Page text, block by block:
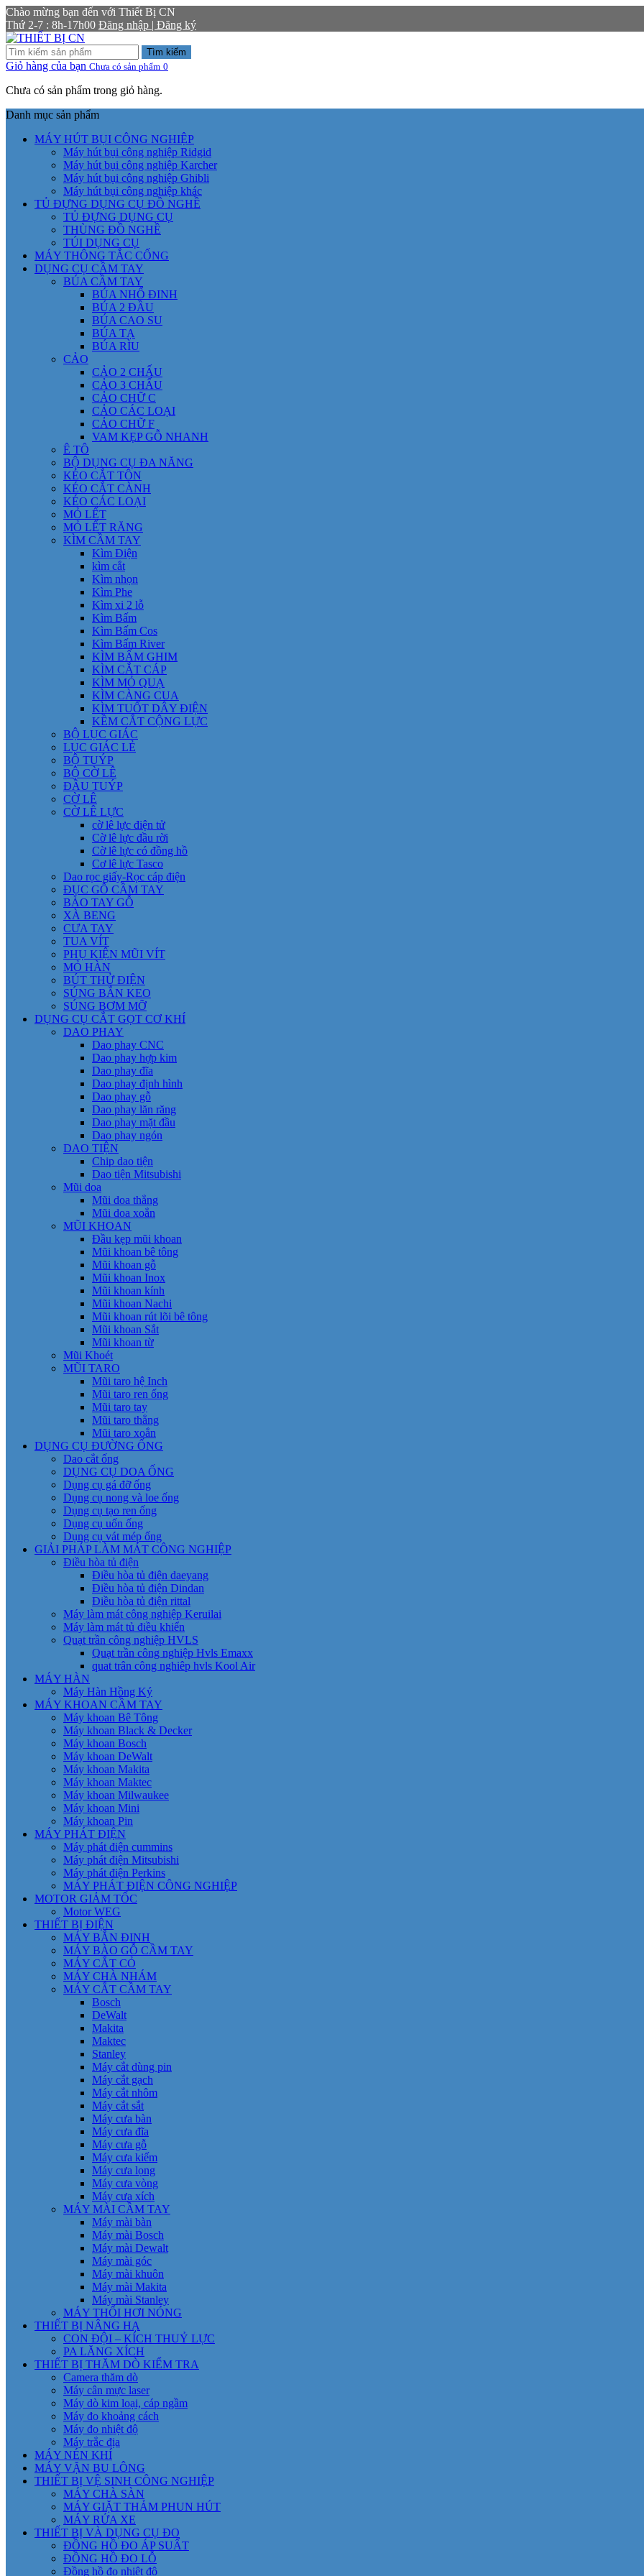
Chào mừng bạn đến với Thiết Bị CN
Thứ 2-7 : 8h-17h00 Đăng nhập | Đăng ký
Tìm kiếm
Giỏ hàng của bạn Chưa có sản phẩm 0
Chưa có sản phẩm trong giỏ hàng.
Danh mục sản phẩm
MÁY HÚT BỤI CÔNG NGHIỆP
Máy hút bụi công nghiệp Ridgid
Máy hút bụi công nghiệp Karcher
Máy hút bụi công nghiệp Ghibli
Máy hút bụi công nghiệp khác
TỦ ĐỰNG DỤNG CỤ ĐỒ NGHỀ
TỦ ĐỰNG DỤNG CỤ
THÙNG ĐỒ NGHỀ
TÚI DỤNG CỤ
MÁY THÔNG TẮC CỐNG
DỤNG CỤ CẦM TAY
BÚA CẦM TAY
BÚA NHỔ ĐINH
BÚA 2 ĐẦU
BÚA CAO SU
BÚA TẠ
BÚA RÌU
CẢO
CẢO 2 CHẤU
CẢO 3 CHẤU
CẢO CHỮ C
CẢO CÁC LOẠI
CẢO CHỮ F
VAM KẸP GỖ NHANH
Ê TÔ
BỘ DỤNG CỤ ĐA NĂNG
KÉO CẮT TÔN
KÉO CẮT CÀNH
KÉO CÁC LOẠI
MỎ LẾT
MỎ LẾT RĂNG
KÌM CẦM TAY
Kìm Điện
kìm cắt
Kìm nhọn
Kìm Phe
Kìm xi 2 lỗ
Kìm Bấm
Kìm Bấm Cos
Kìm Bấm River
KÌM BẤM GHIM
KÌM CẮT CÁP
KÌM MỎ QUẠ
KÌM CÀNG CUA
KÌM TUỐT DÂY ĐIỆN
KỀM CẮT CỘNG LỰC
BỘ LỤC GIÁC
LỤC GIÁC LẺ
BỘ TUÝP
BỘ CỜ LÊ
ĐẦU TUÝP
CỜ LÊ
CỜ LÊ LỰC
cờ lê lực điện tử
Cờ lê lực đầu rời
Cờ lê lực có đồng hồ
Cơ lê lực Tasco
Dao rọc giấy-Rọc cáp điện
ĐỤC GỖ CẦM TAY
BÀO TAY GỖ
XÀ BENG
CƯA TAY
TUA VÍT
PHỤ KIỆN MŨI VÍT
MỎ HÀN
BÚT THỬ ĐIỆN
SÚNG BẮN KEO
SÚNG BƠM MỠ
DỤNG CỤ CẮT GỌT CƠ KHÍ
DAO PHAY
Dao phay CNC
Dao phay hợp kim
Dao phay đĩa
Dao phay định hình
Dao phay gỗ
Dao phay lăn răng
Dao phay mặt đầu
Dao phay ngón
DAO TIỆN
Chip dao tiện
Dao tiện Mitsubishi
Mũi doa
Mũi doa thẳng
Mũi doa xoắn
MŨI KHOAN
Đầu kẹp mũi khoan
Mũi khoan bê tông
Mũi khoan gỗ
Mũi khoan Inox
Mũi khoan kính
Mũi khoan Nachi
Mũi khoan rút lõi bê tông
Mũi khoan Sắt
Mũi khoan từ
Mũi Khoét
MŨI TARO
Mũi taro hệ Inch
Mũi taro ren ống
Mũi taro tay
Mũi taro thẳng
Mũi taro xoắn
DỤNG CỤ ĐƯỜNG ỐNG
Dao cắt ống
DỤNG CỤ DOA ỐNG
Dụng cụ gá đỡ ống
Dụng cụ nong và loe ống
Dụng cụ tạo ren ống
Dụng cụ uốn ống
Dụng cụ vát mép ống
GIẢI PHÁP LÀM MÁT CÔNG NGHIỆP
Điều hòa tủ điện
Điều hòa tủ điện daeyang
Điều hòa tủ điện Dindan
Điều hòa tủ điện rittal
Máy làm mát công nghiệp Keruilai
Máy làm mát tủ điều khiển
Quạt trần công nghiệp HVLS
Quạt trần công nghiệp Hvls Emaxx
quat trân công nghiêp hvls Kool Air
MÁY HÀN
Máy Hàn Hồng Ký
MÁY KHOAN CẦM TAY
Máy khoan Bê Tông
Máy khoan Black & Decker
Máy khoan Bosch
Máy khoan DeWalt
Máy khoan Makita
Máy khoan Maktec
Máy khoan Milwaukee
Máy khoan Mini
Máy khoan Pin
MÁY PHÁT ĐIỆN
Máy phát điện cummins
Máy phát điện Mitsubishi
Máy phát điện Perkins
MÁY PHÁT ĐIỆN CÔNG NGHIỆP
MOTOR GIẢM TỐC
Motor WEG
THIẾT BỊ ĐIỆN
MÁY BẮN ĐINH
MÁY BÀO GỖ CẦM TAY
MÁY CẮT CỎ
MÁY CHÀ NHÁM
MÁY CẮT CẦM TAY
Bosch
DeWalt
Makita
Maktec
Stanley
Máy cắt dùng pin
Máy cắt gạch
Máy cắt nhôm
Máy cắt sắt
Máy cưa bàn
Máy cưa đĩa
Máy cưa gỗ
Máy cưa kiếm
Máy cưa lọng
Máy cưa vòng
Máy cưa xích
MÁY MÀI CẦM TAY
Máy mài bàn
Máy mài Bosch
Máy mài Dewalt
Máy mài góc
Máy mài khuôn
Máy mài Makita
Máy mài Stanley
MÁY THỔI HƠI NÓNG
THIẾT BỊ NÂNG HẠ
CON ĐỘI – KÍCH THUỶ LỰC
PA LĂNG XÍCH
THIẾT BỊ THĂM DÒ KIỂM TRA
Camera thăm dò
Máy cân mực laser
Máy dò kim loại, cáp ngầm
Máy đo khoảng cách
Máy đo nhiệt độ
Máy trắc địa
MÁY NÉN KHÍ
MÁY VẶN BU LÔNG
THIẾT BỊ VỆ SINH CÔNG NGHIỆP
MÁY CHÀ SÀN
MÁY GIẶT THẢM PHUN HÚT
MÁY RỬA XE
THIẾT BỊ VÀ DỤNG CỤ ĐO
ĐỒNG HỒ ĐO ÁP SUẤT
ĐỒNG HỒ ĐO LỖ
Đồng hồ đo nhiệt độ